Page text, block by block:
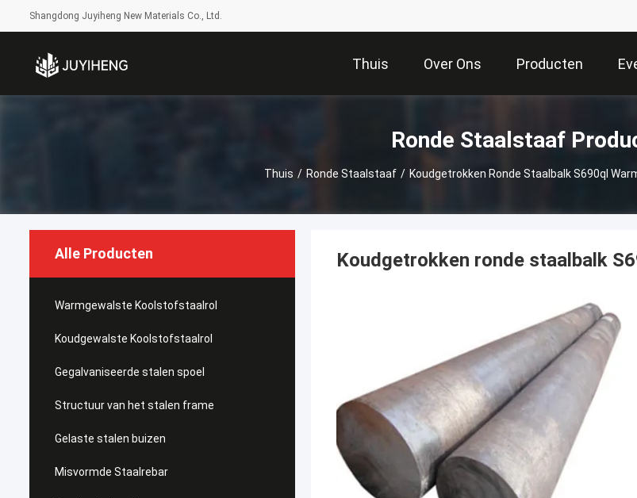
Shangdong Juyiheng New Materials Co., Ltd.
Thuis Over Ons Producten
Ronde Staalstaaf
Thuis / Ronde Staalstaaf / Koudgetrokken Ronde Staalbalk S690ql
Alle Producten
Warmgewalste Koolstofstaalrol
Koudgewalste Koolstofstaalrol
Gegalvaniseerde stalen spoel
Structuur van het stalen frame
Gelaste stalen buizen
Misvormde Staalrebar
Koudgetrokken ronde staalbalk